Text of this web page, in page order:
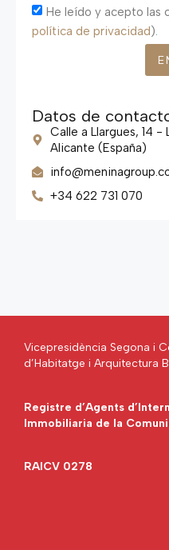
He leído y acepto las
política de privacidad).
Datos de
Calle a Llargues, 14
Alicante (España)
+34 622 731 070
Vicepresidència Segona i
d’Habitatge i Arquitectura
Registre d’Agents
Immobiliaria de la
RAICV 0278